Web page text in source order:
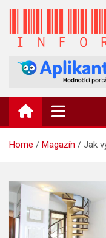
Skip
content
Zpravodajství
Home Magazín Jak